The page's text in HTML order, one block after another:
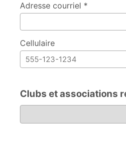
Adresse courriel *
Cellulaire
Clubs et associations
Clubs et associations régionales